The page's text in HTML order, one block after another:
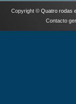
Copyright © Quatro rodas
Contacto